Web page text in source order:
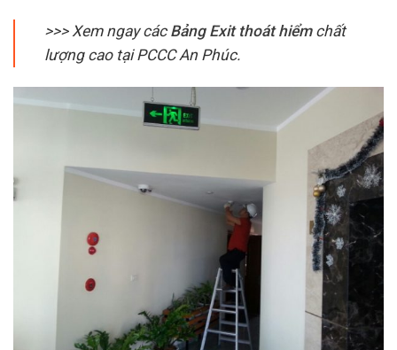
>>> Xem ngay các Bảng Exit thoát hiểm chất
lượng cao tại PCCC An Phúc.